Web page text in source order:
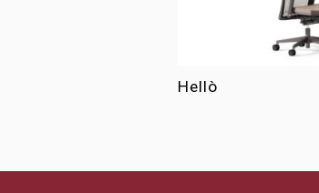
Hellò